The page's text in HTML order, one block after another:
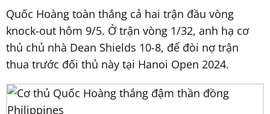
Quốc Hoàng toàn thắng cả hai trận đầu vòng
knock-out hôm 9/5. Ở trận vòng 1/32, anh hạ cơ
thủ chủ nhà Dean Shields 10-8, để đòi nợ trận
thua trước đối thủ này tại Hanoi Open 2024.